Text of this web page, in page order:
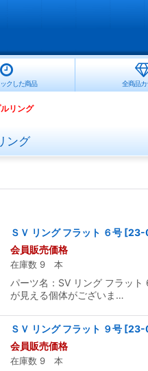
クした商品 全商品カ
リング
ング
ＳＶ リング フラット ６号 [23-
会員販売価格
在庫数 9 本
パーツ名：SV リング フラッ
が見える個体がございま…
ＳＶ リング フラット ９号 [23-
会員販売価格
在庫数 9 本